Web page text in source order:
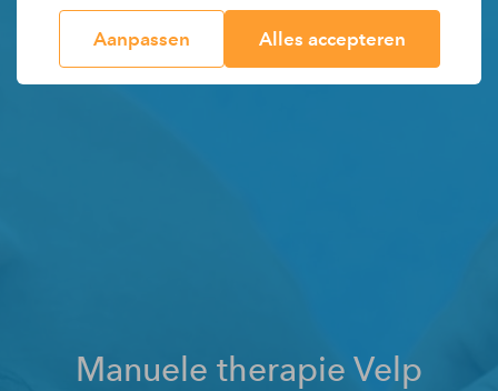
Aanpassen Alles accepteren
Manuele therapie Velp